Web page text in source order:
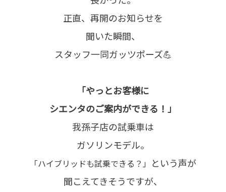
正直、再開のお知らせを
聞いた瞬間、
スタッフ一同ガッツポーズ💪
「やっとお客様に
シエンタのご案内ができる！」
我孫子店の試乗車は
ガソリンモデル。
「ハイブリッドも試乗できる？」 という声が
聞こえてきそうですが、